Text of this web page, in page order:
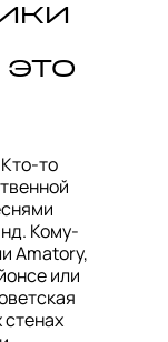
то
Кому-
Amatory,
или